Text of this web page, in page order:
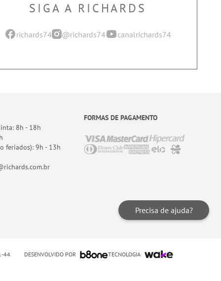
SIGA A RICHARDS
richards74 @richards74 canalrichards74
Precisa de ajuda?
8h - 18h
feriados): 9h - 13h
FORMAS DE PAGAMENTO
44 DESENVOLVIDO POR TECNOLOGIA